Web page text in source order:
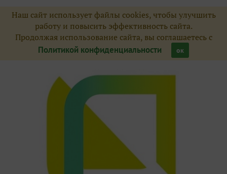
Наш сайт использует файлы cookies, чтобы улучшить
работу и повысить эффективность сайта.
Продолжая использование сайта, вы соглашаетесь с
Политикой конфиденциальности
ок
Наши новости 6
Путеводитель по выгодным покупкам
Дискуссионный клуб
Опрос "Какие овощи Агрохолдинга "ПОИСК" вы
Сейчас обсуждают